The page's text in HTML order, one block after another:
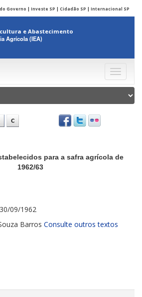
Governo | Investe SP | Cidadão SP | Internacional SP
e Abastecimento
Agrícola (IEA)
Menu
para a safra agrícola de
1962/63
30/09/1962
Barros Consulte outros textos